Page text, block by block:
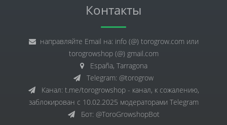
Контакты
направляйте Email на: info (@) torogrow.com или
torogrowshop (@) gmail.com
España, Tarragona
Telegram: @torogrow
Канал: t.me/torogrowshop - канал, к сожалению,
заблокирован с 10.02.2025 модераторами Telegram
Бот: @ToroGrowshopBot